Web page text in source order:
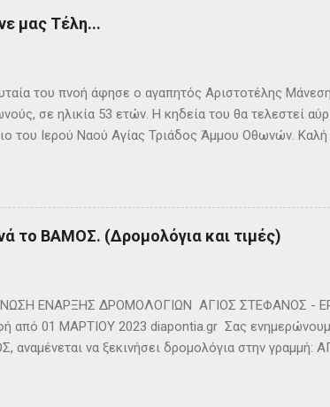
μας Τέλη...
του πνοή άφησε ο αγαπητός Αριστοτέλης
σε ηλικία 53 ετών. Η κηδεία του θα τελεστεί
του Ιερού Ναού Αγίας Τριάδος Άμμου Οθωνών.
το ΒΑΜΟΣ. (Δρομολόγια και τιμές)
ΕΝΑΡΞΗΣ ΔΡΟΜΟΛΟΓΙΩΝ ΑΓΙΟΣ ΣΤΕΦΑΝΟΣ -
από 01 ΜΑΡΤΙΟΥ 2023 diapontia.gr Σας
αναμένεται να ξεκινήσει δρομολόγια στην